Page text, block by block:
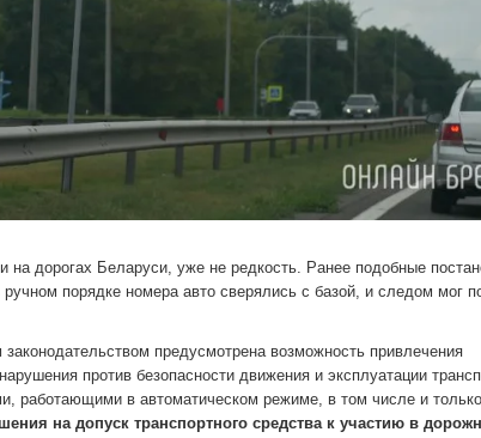
дорогах Беларуси, уже не редкость. Ранее подобные
порядке номера авто сверялись с базой, и следом мог
предусмотрена возможность привлечения
против безопасности движения и эксплуатации
работающими в автоматическом режиме, в том числе и
на допуск транспортного средства к участию в